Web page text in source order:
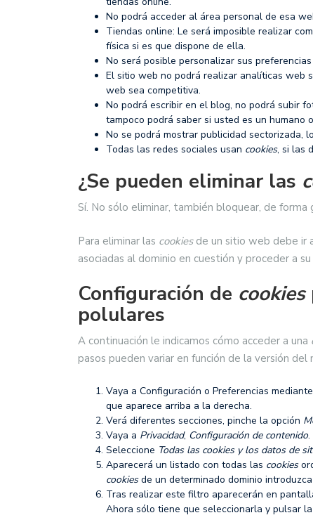
No podrá acceder al área personal de esa
Tiendas online: Le será imposible realizar
física si es que dispone de ella.
No será posible personalizar sus
El sitio web no podrá realizar analíticas web
web sea competitiva.
No podrá escribir en el blog, no podrá subir
tampoco podrá saber si usted es un humano
No se podrá mostrar publicidad sectorizada,
Todas las redes sociales usan cookies, si las
¿Se pueden eliminar las
Sí. No sólo eliminar, también bloquear, de
Para eliminar las cookiesde un sitio web debe ir
asociadas al dominio en cuestión y proceder a su
Configuración de cookies
polulares
A continuación le indicamos cómo acceder a una
pasos pueden variar en función de la versión del
Vaya a Configuración o Preferencias
que aparece arriba a la derecha.
Verá diferentes secciones, pinche la opción
Vaya a Privacidad, Configuración de contenido.
Seleccione Todas las cookiesy los datos de
Aparecerá un listado con todas las cookies
cookiesde un determinado dominio
Tras realizar este filtro aparecerán en
Ahora sólo tiene que seleccionarla y pulsar